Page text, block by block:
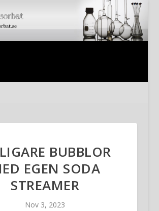
BUBBLOR
EGEN SODA
STREAMER
Nov 3, 2023